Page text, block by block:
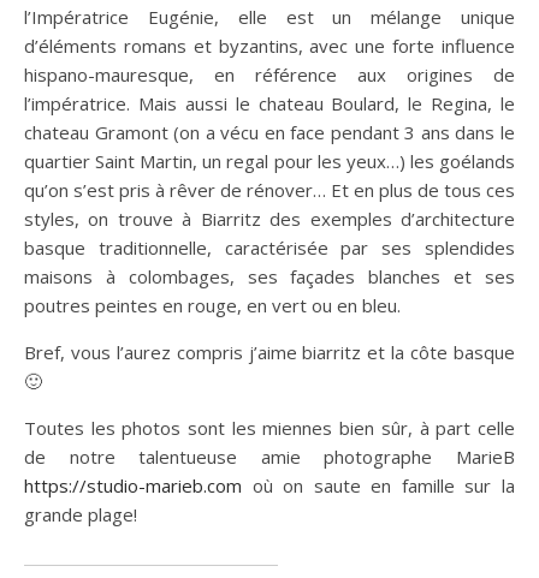
l’Impératrice Eugénie, elle est un mélange unique
d’éléments romans et byzantins, avec une forte influence
hispano-mauresque, en référence aux origines de
l’impératrice. Mais aussi le chateau Boulard, le Regina, le
chateau Gramont (on a vécu en face pendant 3 ans dans le
quartier Saint Martin, un regal pour les yeux…) les goélands
qu’on s’est pris à rêver de rénover… Et en plus de tous ces
styles, on trouve à Biarritz des exemples d’architecture
basque traditionnelle, caractérisée par ses splendides
maisons à colombages, ses façades blanches et ses
poutres peintes en rouge, en vert ou en bleu.
Bref, vous l’aurez compris j’aime biarritz et la côte basque
🙂
Toutes les photos sont les miennes bien sûr, à part celle
de notre talentueuse amie photographe MarieB
https://studio-marieb.com où on saute en famille sur la
grande plage!